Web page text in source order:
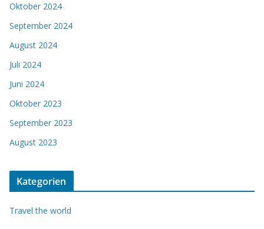
Oktober 2024
September 2024
August 2024
Juli 2024
Juni 2024
Oktober 2023
September 2023
August 2023
Kategorien
Travel the world